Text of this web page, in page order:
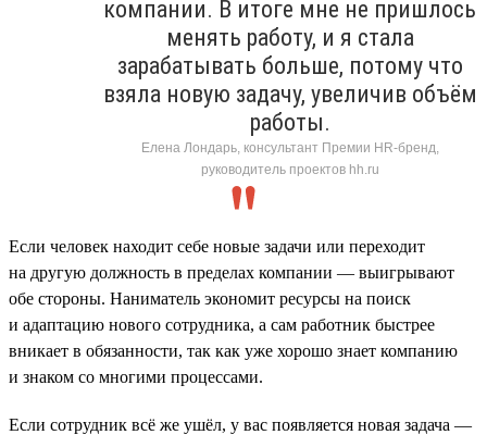
компании. В итоге мне не пришлось
менять работу, и я стала
зарабатывать больше, потому что
взяла новую задачу, увеличив объём
работы.
Елена Лондарь, консультант Премии HR-бренд,
руководитель проектов hh.ru
Если человек находит себе новые задачи или переходит
на другую должность в пределах компании — выигрывают
обе стороны. Наниматель экономит ресурсы на поиск
и адаптацию нового сотрудника, а сам работник быстрее
вникает в обязанности, так как уже хорошо знает компанию
и знаком со многими процессами.
Если сотрудник всё же ушёл, у вас появляется новая задача —